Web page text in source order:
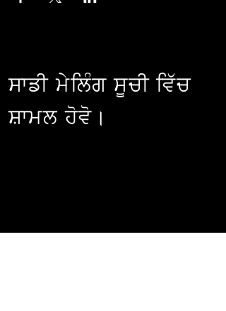
ਸਾਡੀ ਮੇਲਿੰਗ ਸੂਚੀ ਵਿੱਚ
ਸ਼ਾਮਲ ਹੋਵੋ।